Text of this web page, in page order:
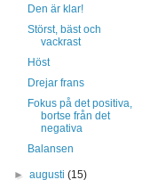
Den är klar!
Störst, bäst och
vackrast
Höst
Drejar frans
Fokus på det positiva,
bortse från det
negativa
Balansen
►augusti(15)